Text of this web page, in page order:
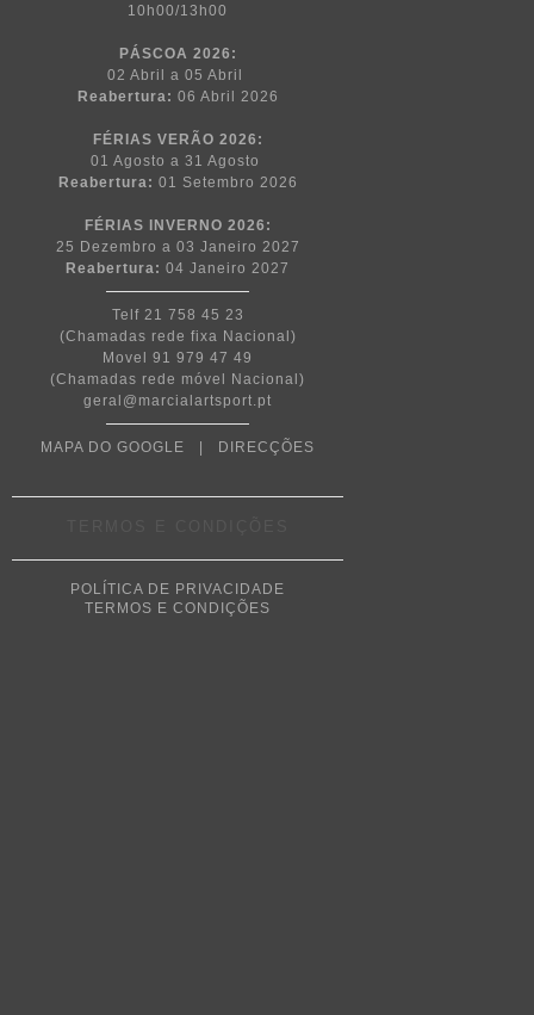
10h00/13h00
PÁSCOA 2026:
02 Abril a 05 Abril
Reabertura: 06 Abril 2026
FÉRIAS VERÃO 2026:
01 Agosto a 31 Agosto
Reabertura: 01 Setembro 2026
FÉRIAS INVERNO 2026:
25 Dezembro a 03 Janeiro 2027
Reabertura: 04 Janeiro 2027
Telf 21 758 45 23
(Chamadas rede fixa Nacional)
Movel 91 979 47 49
(Chamadas rede móvel Nacional)
geral@marcialartsport.pt
MAPA DO GOOGLE DIRECÇÕES
POLÍTICA DE PRIVACIDADE
TERMOS E CONDIÇÕES